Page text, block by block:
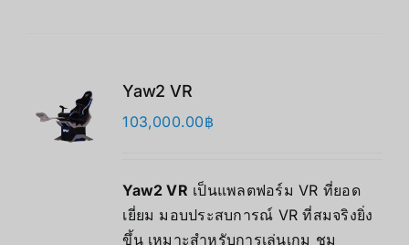
Yaw2 VR
103,000.00฿
Yaw2 VR เป็นแพลตฟอร์ม VR ที่ยอด
เยี่ยม มอบประสบการณ์ VR ที่สมจริงยิ่ง
ขึ้น เหมาะสำหรับการเล่นเกม ชม